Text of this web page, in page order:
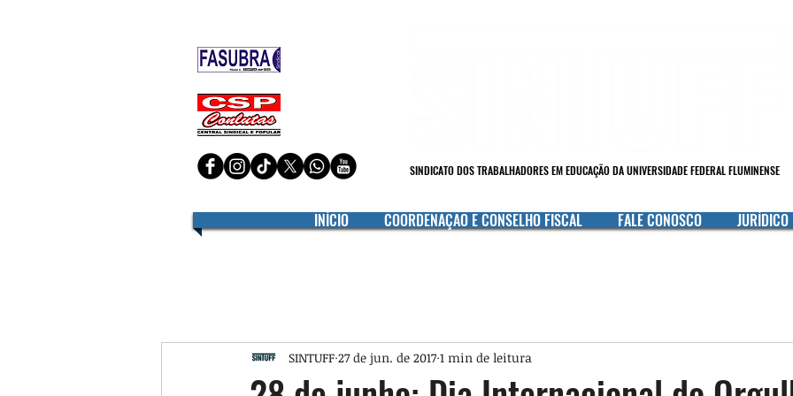
SINDICATO DOS TRABALHADORES EM EDUCAÇÃO DA UNIVERSIDADE FEDERAL FLUMINENSE
INÍCIO COORDENAÇÃO E CONSELHO FISCAL FALE CONOSCO JURÍDICO
SINTUFF 27 de jun. de 2017 1 min de leitura